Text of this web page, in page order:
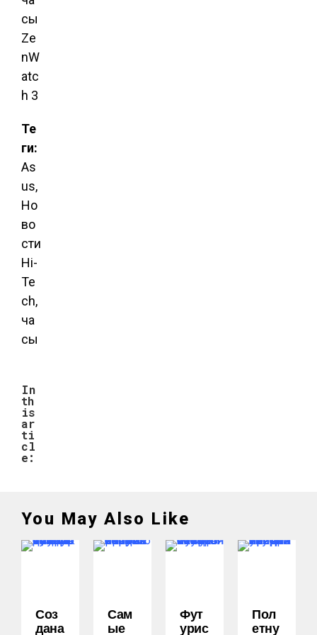
Те
ги:
As
us,
Но
во
сти
Hi-
Te
ch,
ча
сы
In
th
is
ar
ti
cl
e:
You May Also Like
Соз
Дана
Сам
Ые
Фут
Урис
Пол
Етну